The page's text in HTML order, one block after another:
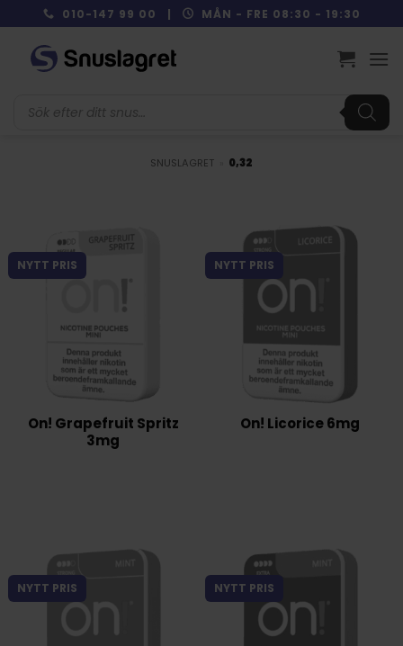
to
content
010-147 99 00 | MÅN - FRE 08:30 - 19:30
SNUSLAGRET 0,32
NYTT PRIS
On! Grapefruit Spritz
3mg
NYTT PRIS
On! Licorice 6mg
NYTT PRIS NYTT PRIS